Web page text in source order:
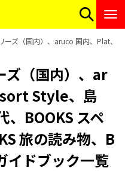
ーズ（国内）、aruco 国内、Plat、
ズ（国内）、ar
Style、島
、BOOKS スペ
旅の読み物、B
イドブック一覧